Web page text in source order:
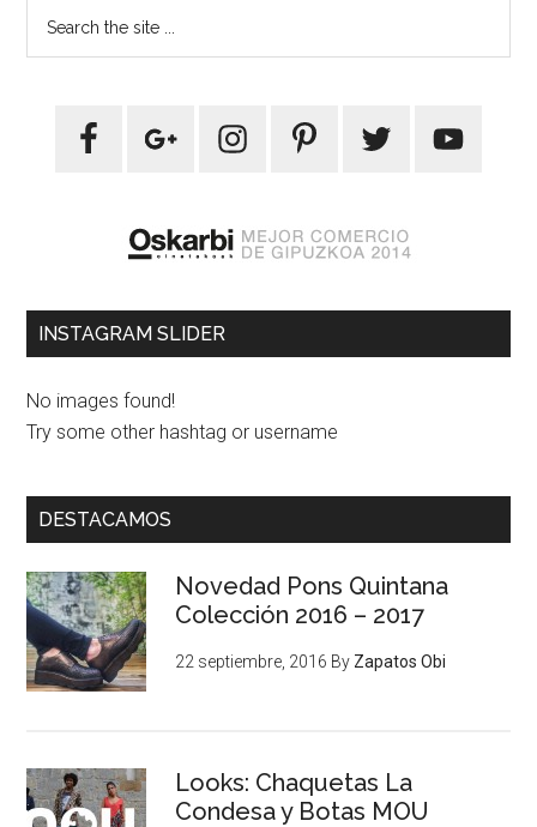
INSTAGRAM SLIDER
No images found!
Try some other hashtag or username
DESTACAMOS
Novedad Pons Quintana
Colección 2016 – 2017
22 septiembre, 2016 By Zapatos Obi
Looks: Chaquetas La
Condesa y Botas MOU